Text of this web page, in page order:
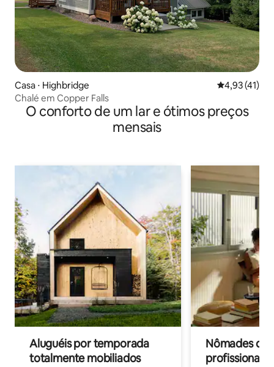
Casa ⋅ Highbridge 4,93 de uma
4,93 (41)
Chalé em Copper Falls
O conforto de um lar e ótimos preços
mensais
Aluguéis por temporada
totalmente mobiliados
Nômades
profissionais